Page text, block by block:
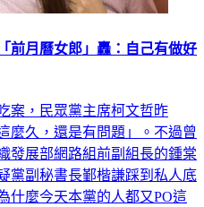
前月曆女郎」轟：自己有做好
案，民眾黨主席柯文哲昨
麼久，還是有問題」。不過曾
發展部網路組前副組長的鍾棠
黨副秘書長鄞楷謙踩到私人底
什麼今天本黨的人都又PO這